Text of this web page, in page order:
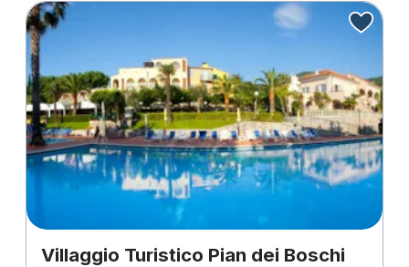
Villaggio Turistico Pian dei Boschi